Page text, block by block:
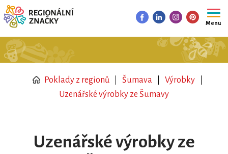
Menu
Poklady z regionů Šumava
Výrobky
Uzenářské výrobky ze Šumavy
Uzenářské výrobky ze